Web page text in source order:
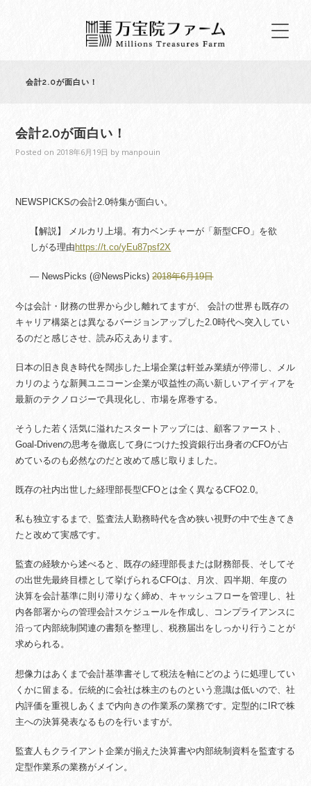
会計2.0が面白い！
会計2.0が面白い！
Posted on 2018年6月19日 by manpouin
NEWSPICKSの会計2.0特集が面白い。
【解説】 メルカリ上場。有力ベンチャーが「新型CFO」を欲
しがる理由 https://t.co/yEu87psf2X
— NewsPicks (@NewsPicks)2018年6月19日
今は会計・財務の世界から少し離れてますが、 会計の世界も既存の
キャリア構築とは異なるバージョンアップした2.0時代へ突入してい
るのだと感じさせ、読み応えあります。
日本の旧き良き時代を闊歩した上場企業は軒並み業績が停滞し、メル
カリのような新興ユニコーン企業が収益性の高い新しいアイディアを
最新のテクノロジーで具現化し、市場を席巻する。
そうした若く活気に溢れたスタートアップには、顧客ファースト、
Goal-Drivenの思考を徹底して身につけた投資銀行出身者のCFOが占
めているのも必然なのだと改めて感じ取りました。
既存の社内出世した経理部長型CFOとは全く異なるCFO2.0。
私も独立するまで、監査法人勤務時代を含め狭い視野の中で生きてき
たと改めて実感です。
監査の経験から述べると、既存の経理部長または財務部長、そしてそ
の出世先最終目標として挙げられるCFOは、月次、四半期、年度の
決算を会計基準に則り滞りなく締め、キャッシュフローを管理し、社
内各部署からの管理会計スケジュールを作成し、コンプライアンスに
沿って内部統制関連の書類を整理し、税務届出をしっかり行うことが
求められる。
想像力はあくまで会計基準書そして税法を軸にどのように処理してい
くかに留まる。伝統的に会社は株主のものという意識は低いので、社
内評価を重視しあくまで内向きの作業系の業務です。定型的にIRで株
主への決算発表なるものを行いますが。
監査人もクライアント企業が揃えた決算書や内部統制資料を監査する
定型作業系の業務がメイン。